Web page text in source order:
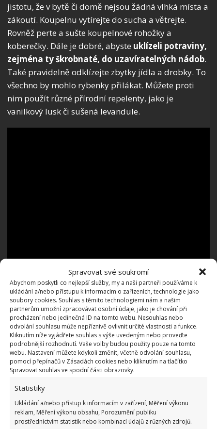
Spravovat své soukromí
Abychom poskytli co nejlepší služby, my a naši partneři používáme k
ukládání a/nebo přístupu k informacím o zařízeních, technologie jako
soubory cookies. Souhlas s těmito technologiemi nám a našim
partnerům umožní zpracovávat osobní údaje, jako je chování při
procházení nebo jedinečná ID na tomto webu. Nesouhlas nebo
odvolání souhlasu může nepříznivě ovlivnit určité vlastnosti a funkce.
Kliknutím níže vyjádřete souhlas s výše uvedeným nebo proveďte
podrobnější rozhodnutí. Vaše volby budou použity pouze na tomto
webu. Nastavení můžete kdykoli změnit, včetně odvolání souhlasu,
pomocí přepínačů v Zásadách cookies nebo kliknutím na tlačítko
Spravovat souhlas ve spodní části obrazovky.
Statistiky
Ukládání a/nebo přístup k informacím v zařízení, Měření výkonu
reklam, Měření výkonu obsahu, Porozumění publiku
prostřednictvím statistik nebo kombinací údajů z různých zdrojů.
jistotu, že v bytě či domě nejsou žádná vlhká místa a
zákoutí. Koupelnu vytírejte do sucha a větrejte.
Rovněž perte a sušte koupelnové rohožky a
koberečky. Dále je dobré, abyste uklízeli potraviny,
zejména ty škrobnaté, do uzavíratelných nádob.
Také pravidelně odklízejte zbytky jídla a drobky. To
všechno by mohlo rybenky přilákat. Můžete proti
nim použít různé přírodní repelenty, jako je
vanilkový lusk či sušená levandule.
Anebo esenciální oleje s vůní citrusů, které pomohou
vypudit hmyz z vašeho domova. Jestliže se u vás
rybenky přemnožily, zkuste na ně nastražit pasti –
skleněné nádobky seškrobem nebo moukou,
nastrouhané brambory, lepové desky
nástrahy hmyz přilákají a vy ho pak můžete
zlikvidovat. V případě, že se problém s rybenkami
nezlepší, měli byste se obrátit na profesionální